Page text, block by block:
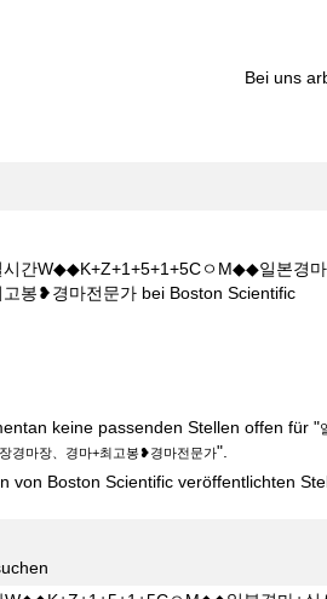
Bei uns
시간W◆◆K+Z+1+5+1+5CㅇM◆◆일본경
고봉❥경마전문가 bei Boston Scientific
keine passenden Stellen offen für "
경마장、경마+최고봉❥경마전문가".
von Boston Scientific veröffentlichten